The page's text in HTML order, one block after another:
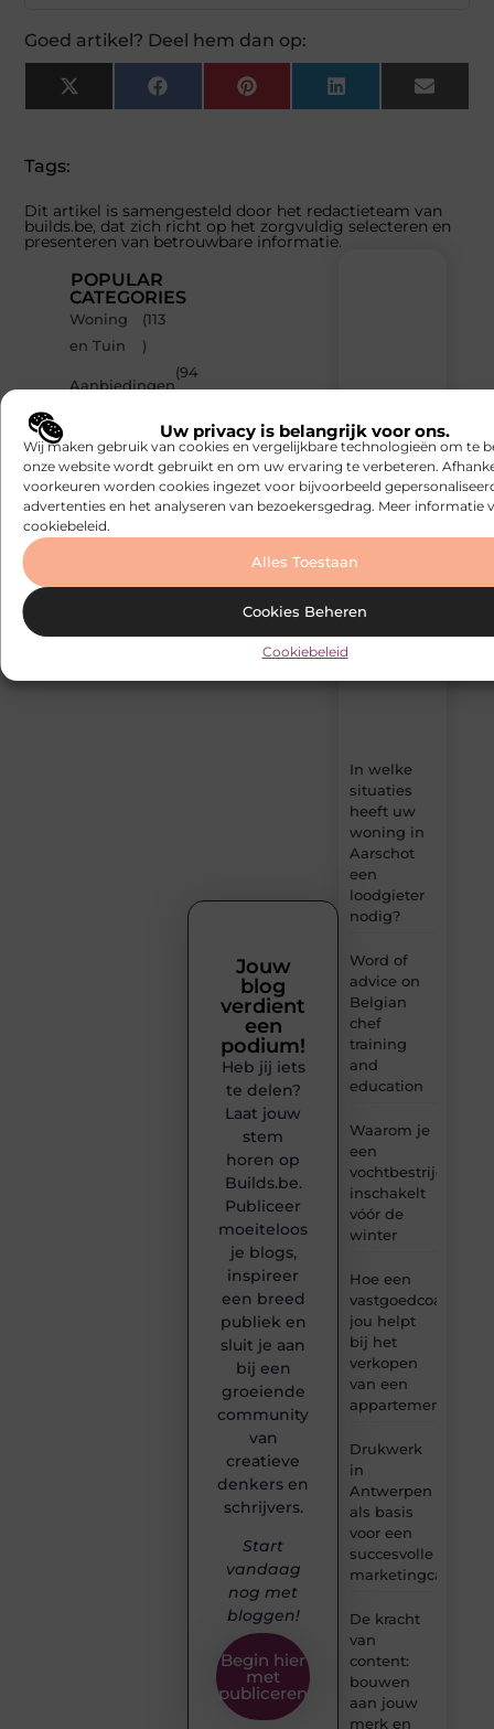
Uw privacy is belangrijk voor ons.
Wij maken gebruik van cookies en vergelijkbare technologieën om te
onze website wordt gebruikt en om uw ervaring te verbeteren.
voorkeuren worden cookies ingezet voor bijvoorbeeld
advertenties en het analyseren van bezoekersgedrag. Meer informatie
cookiebeleid.
Alles Toestaan
Cookies Beheren
Cookiebeleid
Goed artikel? Deel hem dan op:
X
(Twitter)
FacebookPinterestLinkedInEmail
Tags:
Dit artikel is samengesteld door het redactieteam van
builds.be, dat zich richt op het zorgvuldig selecteren en
presenteren van betrouwbare informatie.
POPULAR
CATEGORIES
Woning
en Tuin
(113
)
Aanbiedingen
(94
Dienstverlening
(82
)
Bedrijven
(75
)
inspireren
door
de
nieuwste
artikelen
Builds.be
content,
boordevol
tips
In welke
situaties
heeft uw
woning in
Aarschot
een
loodgieter
nodig?
Word of
advice on
Belgian
chef
training
and
education
Waarom je
een
inschakelt
vóór de
winter
Hoe een
vastgoedcoach
jou helpt
bij het
verkopen
van een
appartement
Drukwerk
in
Antwerpen
als basis
voor een
succesvolle
De kracht
van
content:
bouwen
aan jouw
merk en
Jouw
blog
verdient
een
podium!
Heb jij iets
te delen?
Laat jouw
stem
horen op
Builds.be.
Publiceer
moeiteloos
je blogs,
inspireer
een breed
publiek en
sluit je aan
bij een
groeiende
community
van
creatieve
denkers en
schrijvers.
Start
vandaag
nog met
bloggen!
Begin hier
met
publiceren